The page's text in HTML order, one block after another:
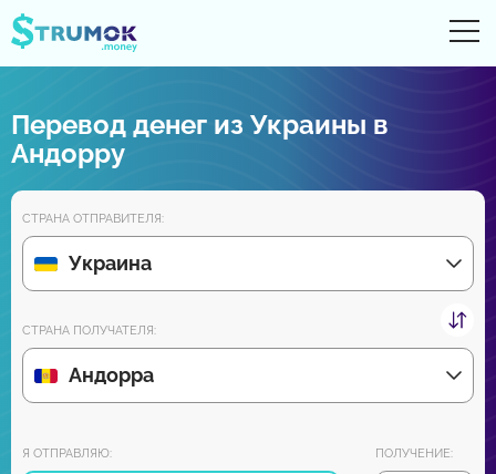
Денежные переводы
Цифровые счета
Обзоры партнеров
Уже скоро скачайте приложение для Android и iPhone:
Перевод денег из Украины в
Андорру
СТРАНА ОТПРАВИТЕЛЯ:
Украина
СТРАНА ПОЛУЧАТЕЛЯ:
Андорра
Я ОТПРАВЛЯЮ: ПОЛУЧЕНИЕ: